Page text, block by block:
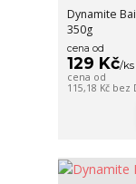
Dynamite
350g
cena od
129 Kč/ks
cena od
115,18 Kč bez